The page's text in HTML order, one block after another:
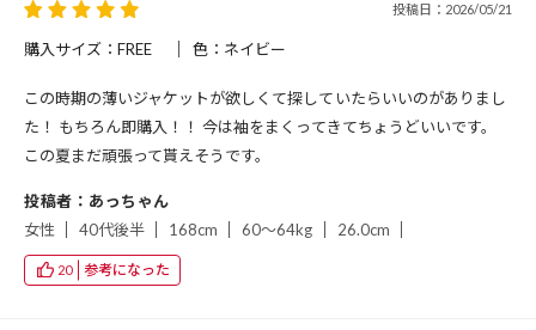
投稿日：2026/05/21
購入サイズ：FREE 色：ネイビー
この時期の薄いジャケットが欲しくて探していたらいいのがありまし
た！ もちろん即購入！！ 今は袖をまくってきてちょうどいいです。
この夏まだ頑張って貰えそうです。
投稿者：あっちゃん
女性
40代後半 168cm 60～64kg 26.0cm
20 参考になった